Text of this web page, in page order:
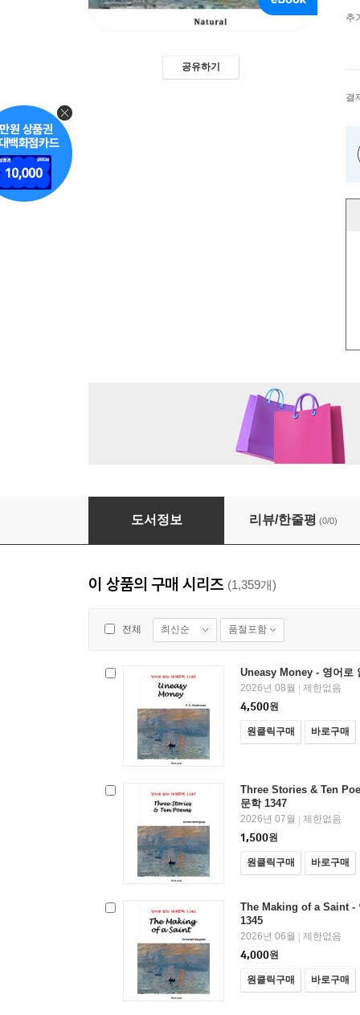
공유하기
추
결
The Song of Bernadette - 영어로 읽는 세계문
도서정보 리뷰/한줄평 (0/0)
이 상품의 구매 시리즈 (1,359개)
전체 최신순 품절포함
Uneasy Money - 영어로
2026년 08월 | 제한없음
4,500원
원클릭구매 바로구매
Three Stories & Ten
문학 1347
2026년 07월 | 제한없음
1,500원
원클릭구매 바로구매
The Making of a Saint -
1345
2026년 06월 | 제한없음
4,000원
원클릭구매 바로구매